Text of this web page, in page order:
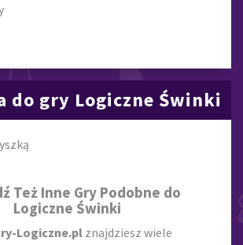
do gry Logiczne Świnki
Też Inne Gry Podobne do
Logiczne Świnki
Logiczne.plznajdziesz wiele